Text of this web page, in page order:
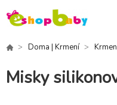
Doma | Krmení
Misky